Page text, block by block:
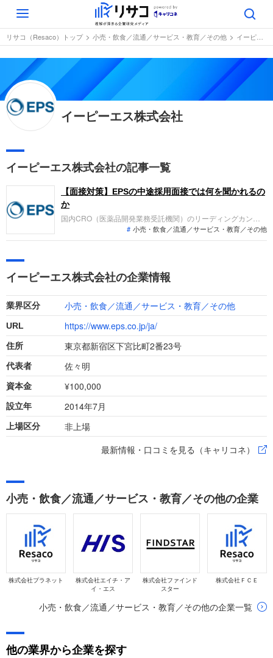
Toggle
navigation
リサコ（Resaco）トップ 小売・飲食／流通／サービス・教育／その他 イーピーエス株式会社
イーピーエス株式会社
イーピーエス株式会社の記事一覧
【面接対策】EPSの中途採用面接では何を聞かれるの
か
国内CRO（医薬品開発業務受託機関）のリーディングカンパ
ニー、イーピーエスへの転職。採用面接は新卒の場合と違い、
これまでの仕事への取り組み方や成果を具体的に問われるほ
れるので、事前にしっかり対策しましょう。
小売・飲食／流通／サービス・教育／その他
イーピーエス株式会社の企業情報
業界区分 小売・飲食／流通／サービス・教育／その他
URL https://www.eps.co.jp/ja/
住所 東京都新宿区下宮比町2番23号
代表者 佐々明
資本金 ¥100,000
設立年 2014年7月
上場区分
非上場
最新情報・口コミを見る（キャリコネ）
小売・飲食／流通／サービス・教育／その他の企業
株式会社プラネット
株式会社エイチ・ア
イ・エス
株式会社ファインド
スター
株式会社ＦＣＥ
小売・飲食／流通／サービス・教育／その他の企業一覧
他の業界から企業を探す